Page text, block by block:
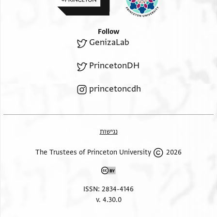
ואלפיג קאים ותקרא עלי כאלכ אעזה אלה אלסלאם
וכוץ נפסכ אלסלאם וחסבי אלה ונעם אלוכיל
ותתפצל ותסאל לי האולי אלברקיין אלדי וצלו
Follow
GenizaLab
PrincetonDH
princetoncdh
נגישות
2026 The Trustees of Princeton University
ISSN: 2834-4146
v. 4.30.0